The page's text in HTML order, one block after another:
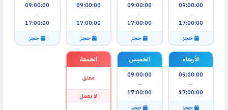
09:00:00
—
17:00:00
حجز
09:00:00
—
17:00:00
حجز
09:00:00
—
17:00:00
حجز
09:00:00
—
17:00:00
حجز
الأربعاء
09:00:00
—
17:00:00
حجز
الخميس
09:00:00
—
17:00:00
حجز
الجمعة
مغلق
لا يعمل